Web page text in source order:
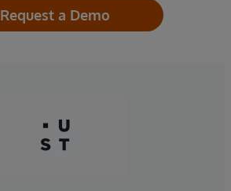
Request a Demo